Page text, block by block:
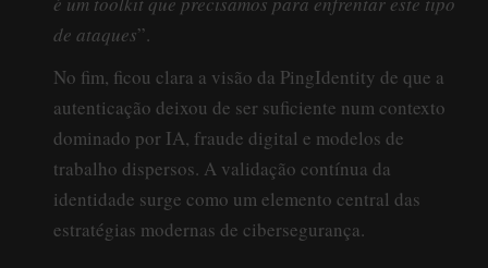
de ataques”.
No fim, ficou clara a visão da PingIdentity de que a
autenticação deixou de ser suficiente num contexto
dominado por IA, fraude digital e modelos de
trabalho dispersos. A validação contínua da
identidade surge como um elemento central das
estratégias modernas de cibersegurança.